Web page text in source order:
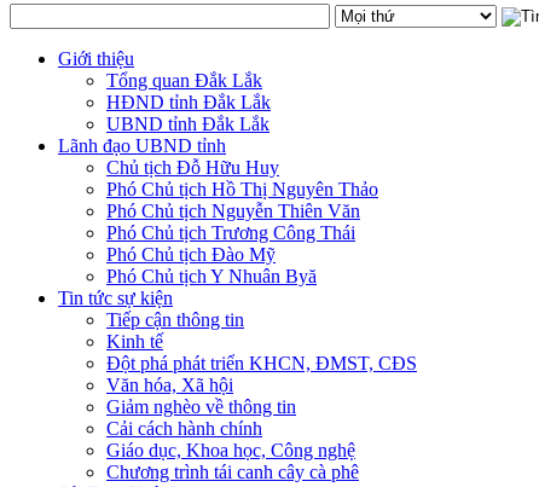
Giới thiệu
Tổng quan Đắk Lắk
HĐND tỉnh Đắk Lắk
UBND tỉnh Đắk Lắk
Lãnh đạo UBND tỉnh
Chủ tịch Đỗ Hữu Huy
Phó Chủ tịch Hồ Thị Nguyên Thảo
Phó Chủ tịch Nguyễn Thiên Văn
Phó Chủ tịch Trương Công Thái
Phó Chủ tịch Đào Mỹ
Phó Chủ tịch Y Nhuân Byă
Tin tức sự kiện
Tiếp cận thông tin
Kinh tế
Đột phá phát triển KHCN, ĐMST, CĐS
Văn hóa, Xã hội
Giảm nghèo về thông tin
Cải cách hành chính
Giáo dục, Khoa học, Công nghệ
Chương trình tái canh cây cà phê